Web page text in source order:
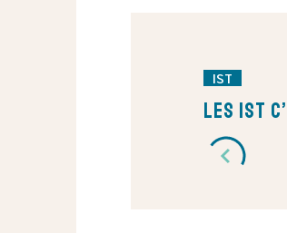
IST
Les IST